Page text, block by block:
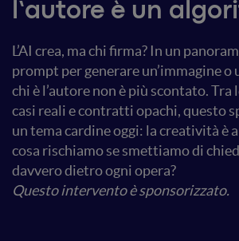
l’autore è un
L’AI crea, ma chi firma? In un
prompt per generare un’immagine o
chi è l’autore non è più scontato.
casi reali e contratti opachi, questo
un tema cardine oggi: la creatività è
cosa rischiamo se smettiamo di
davvero dietro ogni opera?
Questo intervento è sponsorizzato.